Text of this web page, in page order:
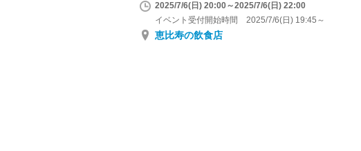
2025/7/6(日) 20:00～2025/7/6(日) 22:00
イベント受付開始時間 2025/7/6(日) 19:45～
恵比寿の飲食店